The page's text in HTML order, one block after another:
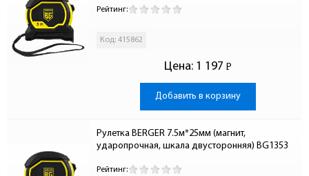
Рейтинг:
Код: 415862
Цена: 1 197 Р
-
Добавить в корзину
Рулетка BERGER 7.5м*25мм (магнит,
ударопрочная, шкала двусторонняя) BG1353
Рейтинг: